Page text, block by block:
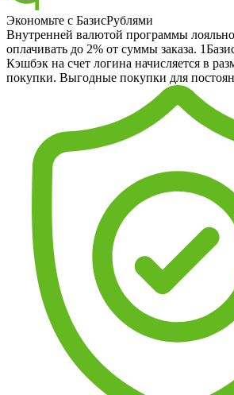
Экономьте с БазисРублями
Внутренней валютой программы
оплачивать до 2% от суммы заказа.
Кэшбэк на счет логина начисляется в
покупки. Выгодные покупки для